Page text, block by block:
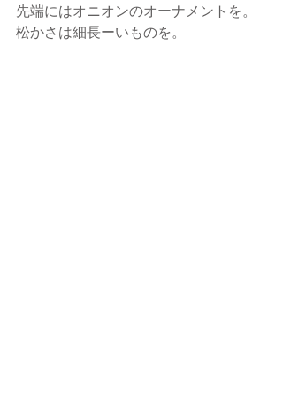
先端にはオニオンのオーナメントを。
松かさは細長ーいものを。